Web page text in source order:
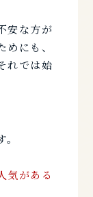
安な方が
にも、
れでは始
気がある